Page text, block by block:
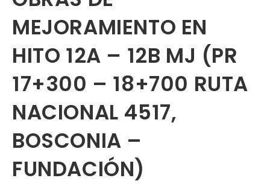
MEJORAMIENTO EN
HITO 12A – 12B MJ (PR
17+300 – 18+700 RUTA
NACIONAL 4517,
BOSCONIA –
FUNDACIÓN)